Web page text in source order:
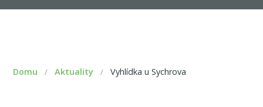
Domu / Aktuality / Vyhlídka u Sychrova